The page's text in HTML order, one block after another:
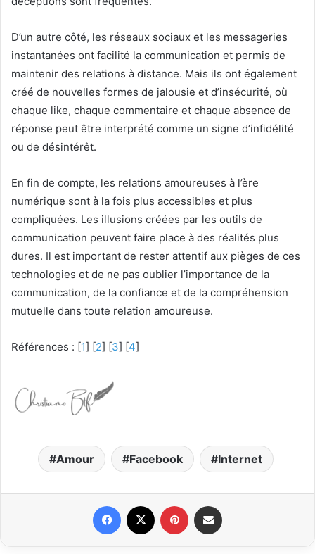
D’un autre côté, les réseaux sociaux et les messageries
instantanées ont facilité la communication et permis de
maintenir des relations à distance. Mais ils ont également
créé de nouvelles formes de jalousie et d’insécurité, où
chaque like, chaque commentaire et chaque absence de
réponse peut être interprété comme un signe d’infidélité
ou de désintérêt.
En fin de compte, les relations amoureuses à l’ère
numérique sont à la fois plus accessibles et plus
compliquées. Les illusions créées par les outils de
communication peuvent faire place à des réalités plus
dures. Il est important de rester attentif aux pièges de ces
technologies et de ne pas oublier l’importance de la
communication, de la confiance et de la compréhension
mutuelle dans toute relation amoureuse.
Références : [1] [2] [3] [4]
Amour Facebook Internet
Facebook Pinterest